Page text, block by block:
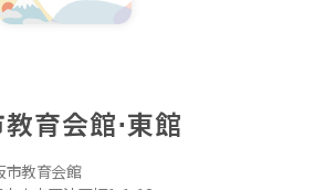
育会館⋅東館
市教育会館